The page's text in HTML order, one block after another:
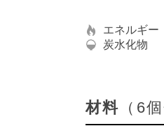
エネルギー
炭水化物
材料 （6